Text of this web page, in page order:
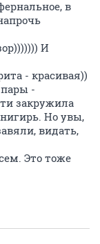
в
И
- красивая))
пары -
закружила
Но увы,
видать,
Это тоже